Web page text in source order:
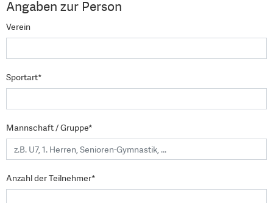
Angaben zur Person
Verein
Sportart*
Mannschaft / Gruppe*
Anzahl der Teilnehmer*